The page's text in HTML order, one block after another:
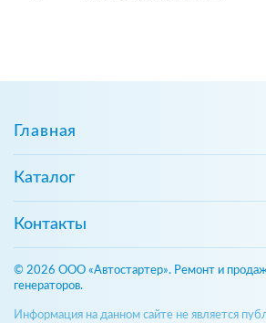
Главная
Каталог
Контакты
© 2026 ООО «Автостартер». Ремонт и
генераторов.
Информация на данном сайте не является